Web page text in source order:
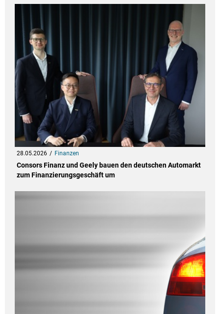
28.05.2026 Finanzen
Consors Finanz und Geely bauen den deutschen Automarkt
zum Finanzierungsgeschäft um